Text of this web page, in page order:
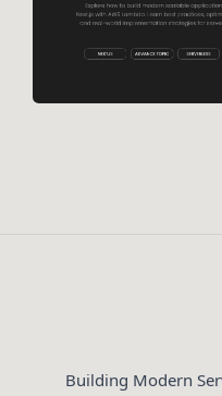
Building Modern